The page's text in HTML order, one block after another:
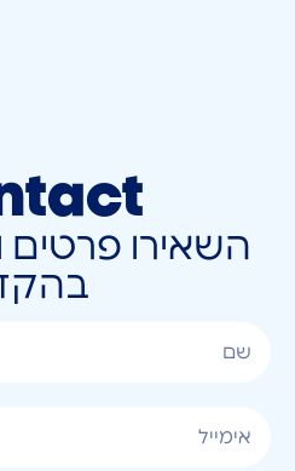
השאירו פרטים